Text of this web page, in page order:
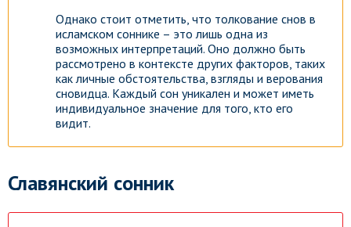
Однако стоит отметить, что толкование снов в
исламском соннике – это лишь одна из
возможных интерпретаций. Оно должно быть
рассмотрено в контексте других факторов, таких
как личные обстоятельства, взгляды и верования
сновидца. Каждый сон уникален и может иметь
индивидуальное значение для того, кто его
видит.
Славянский сонник